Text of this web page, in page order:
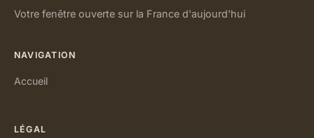
Votre fenêtre ouverte sur la France d'aujourd'hui
NAVIGATION
Accueil
LÉGAL